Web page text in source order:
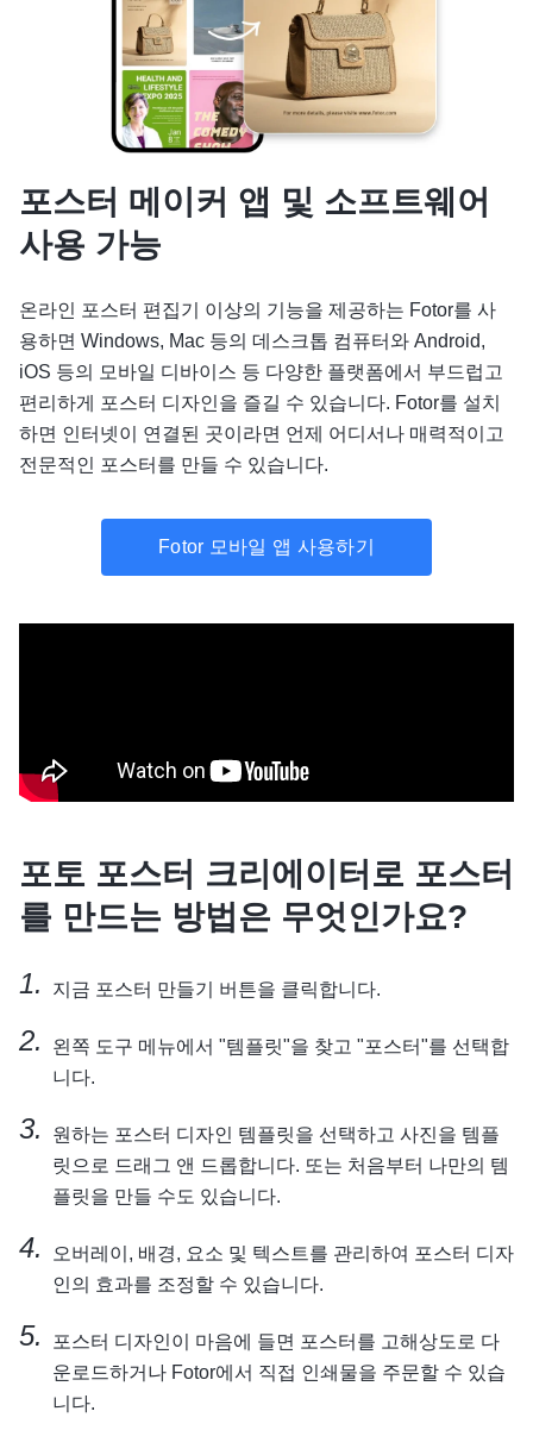
포스터 메이커 앱 및 소프트웨어
사용 가능
온라인 포스터 편집기 이상의 기능을 제공하는 Fotor를 사
용하면 Windows, Mac 등의 데스크톱 컴퓨터와 Android,
iOS 등의 모바일 디바이스 등 다양한 플랫폼에서 부드럽고
편리하게 포스터 디자인을 즐길 수 있습니다. Fotor를 설치
하면 인터넷이 연결된 곳이라면 언제 어디서나 매력적이고
전문적인 포스터를 만들 수 있습니다.
Fotor 모바일 앱 사용하기
포토 포스터 크리에이터로 포스터
를 만드는 방법은 무엇인가요?
지금 포스터 만들기 버튼을 클릭합니다.
왼쪽 도구 메뉴에서 "템플릿"을 찾고 "포스터"를 선택합
니다.
원하는 포스터 디자인 템플릿을 선택하고 사진을 템플
릿으로 드래그 앤 드롭합니다. 또는 처음부터 나만의 템
플릿을 만들 수도 있습니다.
오버레이, 배경, 요소 및 텍스트를 관리하여 포스터 디자
인의 효과를 조정할 수 있습니다.
포스터 디자인이 마음에 들면 포스터를 고해상도로 다
운로드하거나 Fotor에서 직접 인쇄물을 주문할 수 있습
니다.